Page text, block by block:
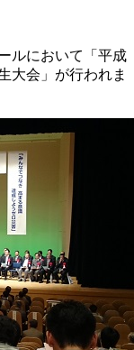
ルにおいて「平成
大会」が行われま